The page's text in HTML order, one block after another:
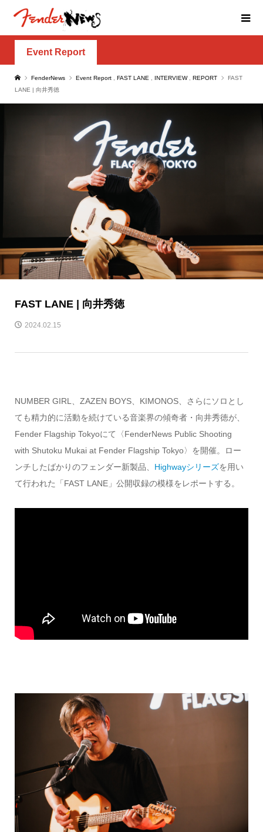
Event Report
FenderNews Event Report FAST LANE INTERVIEW REPORT
FAST
LANE | 向井秀徳
FAST LANE | 向井秀徳
2024.02.15
NUMBER GIRL、ZAZEN BOYS、KIMONOS、さらにソロとし
ても精力的に活動を続けている音楽界の傾奇者・向井秀徳が、
Fender Flagship Tokyoにて〈FenderNews Public Shooting
with Shutoku Mukai at Fender Flagship Tokyo〉を開催。ロー
ンチしたばかりのフェンダー新製品、 Highwayシリーズを用い
て行われた「FAST LANE」公開収録の模様をレポートする。